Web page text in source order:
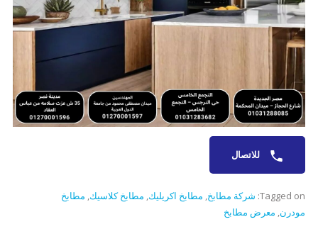
للاتصال
Tagged on: شركة مطابخ, مطابخ اكريليك, مطابخ كلاسيك, مطابخ
مودرن, معرض مطابخ